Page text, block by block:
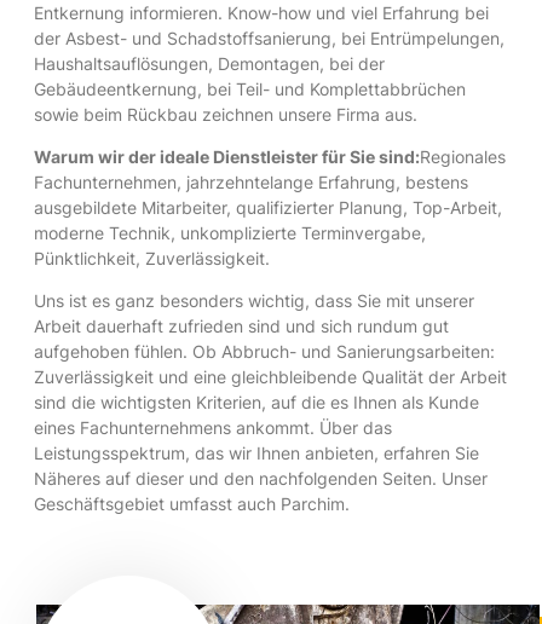
Entkernung informieren. Know-how und viel Erfahrung bei
der Asbest- und Schadstoffsanierung, bei Entrümpelungen,
Haushaltsauflösungen, Demontagen, bei der
Gebäudeentkernung, bei Teil- und Komplettabbrüchen
sowie beim Rückbau zeichnen unsere Firma aus.
Warum wir der ideale Dienstleister für Sie sind:Regionales
Fachunternehmen, jahrzehntelange Erfahrung, bestens
ausgebildete Mitarbeiter, qualifizierter Planung, Top-Arbeit,
moderne Technik, unkomplizierte Terminvergabe,
Pünktlichkeit, Zuverlässigkeit.
Uns ist es ganz besonders wichtig, dass Sie mit unserer
Arbeit dauerhaft zufrieden sind und sich rundum gut
aufgehoben fühlen. Ob Abbruch- und Sanierungsarbeiten:
Zuverlässigkeit und eine gleichbleibende Qualität der Arbeit
sind die wichtigsten Kriterien, auf die es Ihnen als Kunde
eines Fachunternehmens ankommt. Über das
Leistungsspektrum, das wir Ihnen anbieten, erfahren Sie
Näheres auf dieser und den nachfolgenden Seiten. Unser
Geschäftsgebiet umfasst auch Parchim.